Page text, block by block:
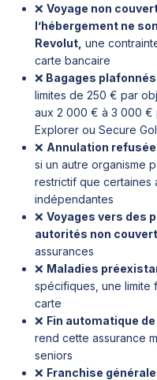
❌ Voyage non
l’hébergement ne
Revolut, une
carte bancaire
❌ Bagages
limites de 250 € par
aux 2 000 € à 3 000 €
Explorer ou Secure
❌ Annulation
si un autre organisme
restrictif que certaines
indépendantes
❌ Voyages vers des
autorités non
assurances
❌ Maladies
spécifiques, une limite
carte
❌ Fin automatique
rend cette assurance
seniors
❌ Franchise